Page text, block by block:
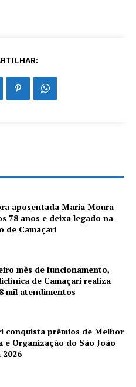
aposentada Maria Moura
78 anos e deixa legado na
de Camaçari
mês de funcionamento,
de Camaçari realiza
mil atendimentos
conquista prêmios de Melhor
e Organização do São João
2026